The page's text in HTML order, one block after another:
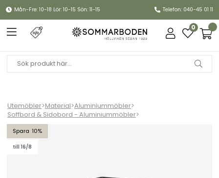
Mån-Fre: 10-18 Lör: 10-15 Sön: 11-15 Telefon: 040-45 01 11
0
Utemöbler>Material>Aluminiummöbler>
Soffbord & Sidobord - Aluminiummöbler>
10
till 16/8
Taverny bordsstativ Ø 85 cm - svart